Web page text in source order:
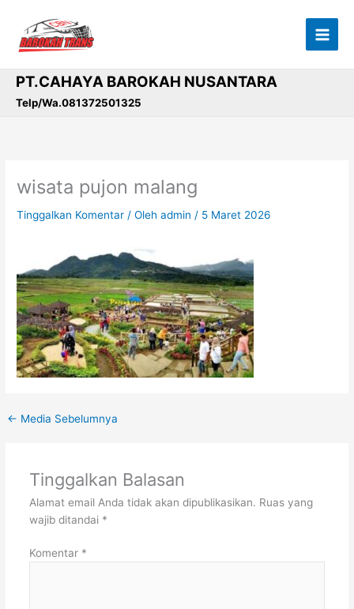
konten
PT.CAHAYA BAROKAH NUSANTARA
Telp/Wa.081372501325
wisata pujon malang
Tinggalkan Komentar / Olehadmin / 5 Maret 2026
← Media Sebelumnya
Tinggalkan Balasan
Alamat email Anda tidak akan dipublikasikan. Ruas yang
wajib ditandai *
Komentar *